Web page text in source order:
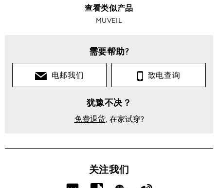
查看类似产品
MUVEIL
需要帮助?
电邮我们 致电查询
犹豫不决？
免费退货, 在家试穿?
关注我们